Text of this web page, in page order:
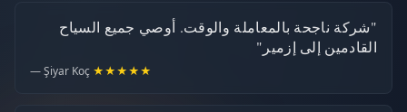
"شركة ناجحة بالمعاملة والوقت. أوصي جميع السياح
القادمين إلى إزمير"
— Şiyar Koç ★★★★★